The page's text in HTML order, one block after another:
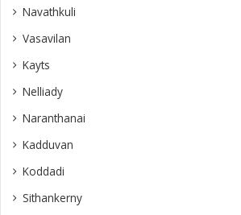
Navathkuli
Vasavilan
Kayts
Nelliady
Naranthanai
Kadduvan
Koddadi
Sithankerny